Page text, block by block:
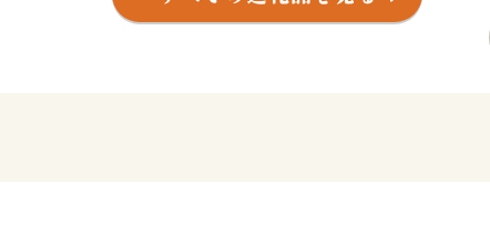
り、浜頓別町ならではの美味しい食材にあふれています。